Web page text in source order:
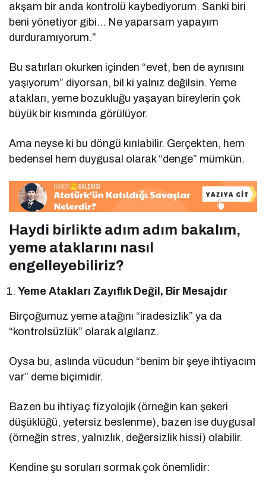
akşam bir anda kontrolü kaybediyorum. Sanki biri
beni yönetiyor gibi… Ne yaparsam yapayım
durduramıyorum.”
Bu satırları okurken içinden “evet, ben de aynısını
yaşıyorum” diyorsan, bil ki yalnız değilsin. Yeme
atakları, yeme bozukluğu yaşayan bireylerin çok
büyük bir kısmında görülüyor.
Ama neyse ki bu döngü kırılabilir. Gerçekten, hem
bedensel hem duygusal olarak “denge” mümkün.
Haydi birlikte adım adım bakalım,
yeme ataklarını nasıl
engelleyebiliriz?
Yeme Atakları Zayıflık Değil, Bir Mesajdır
Birçoğumuz yeme atağını “iradesizlik” ya da
“kontrolsüzlük” olarak algılarız.
Oysa bu, aslında vücudun “benim bir şeye ihtiyacım
var” deme biçimidir.
Bazen bu ihtiyaç fizyolojik (örneğin kan şekeri
düşüklüğü, yetersiz beslenme), bazen ise duygusal
(örneğin stres, yalnızlık, değersizlik hissi) olabilir.
Kendine şu soruları sormak çok önemlidir: